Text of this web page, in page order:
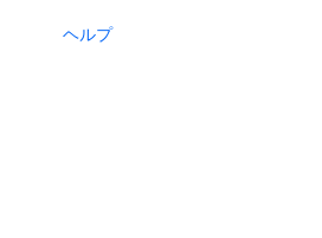
ヘルプ